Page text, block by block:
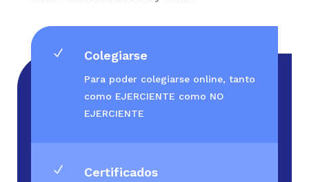
N Colegiarse
Para poder colegiarse online, tanto
como EJERCIENTE como NO
EJERCIENTE
N Certificados